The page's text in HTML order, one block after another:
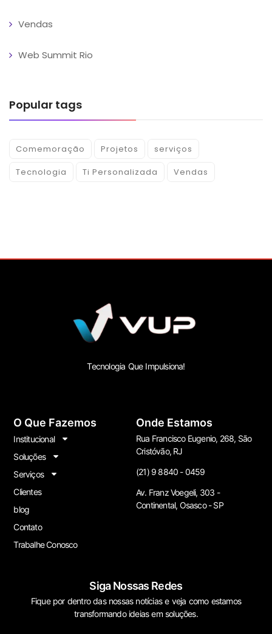
Vendas
Web Summit Rio
Popular tags
Comemoração Projetos
serviços
Tecnologia
Ti Personalizada Vendas
Tecnologia Que Impulsiona!
O Que Fazemos
Institucional
Soluções
Serviços
Clientes
blog
Contato
Trabalhe Conosco
Onde Estamos
Rua Francisco Eugenio, 268, São
Cristóvão, RJ
(21) 9 8840 - 0459
Av. Franz Voegeli, 303 -
Continental, Osasco - SP
Siga Nossas Redes
Fique por dentro das nossas notícias e veja como estamos
transformando ideias em soluções.